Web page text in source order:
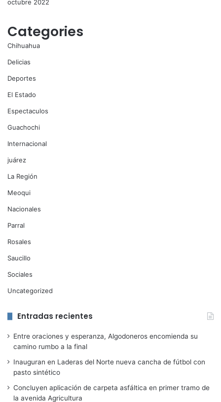
octubre 2022
Categories
Chihuahua
Delicias
Deportes
El Estado
Espectaculos
Guachochi
Internacional
juárez
La Región
Meoqui
Nacionales
Parral
Rosales
Saucillo
Sociales
Uncategorized
Entradas recientes
Entre oraciones y esperanza, Algodoneros encomienda su
camino rumbo a la final
Inauguran en Laderas del Norte nueva cancha de fútbol con
pasto sintético
Concluyen aplicación de carpeta asfáltica en primer tramo de
la avenida Agricultura